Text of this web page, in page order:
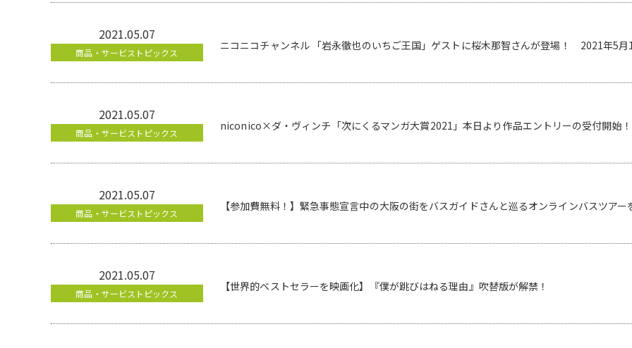
2021.05.07
商品・サービストピックス
ニコニコチャンネル 「岩永徹也のいちご王国」ゲストに桜木那智さんが登場！ 2021年5月
2021.05.07
商品・サービストピックス
niconico×ダ・ヴィンチ「次にくるマンガ大賞2021」本日より作品エントリーの受付開始！
2021.05.07
商品・サービストピックス
【参加費無料！】緊急事態宣⾔中の大阪の街をバスガイドさんと巡るオンラインバスツア
2021.05.07
商品・サービストピックス
【世界的ベストセラーを映画化】『僕が跳びはねる理由』吹替版が解禁！